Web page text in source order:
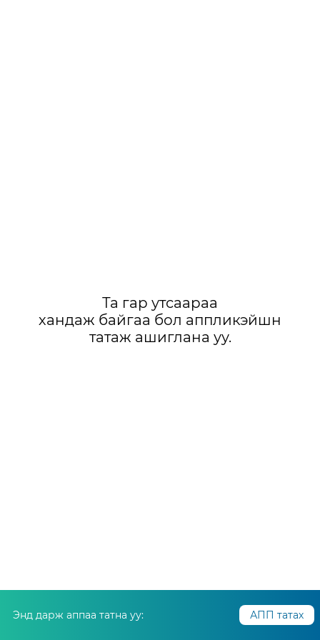
Та гар утсаараа
хандаж байгаа бол аппликэйшн
татаж ашиглана уу.
Энд дарж аппаа татна уу: АПП татах